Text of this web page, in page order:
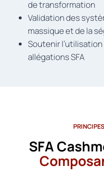
de transformation
Validation des
massique et de la
Soutenir
allégations SFA
SFA